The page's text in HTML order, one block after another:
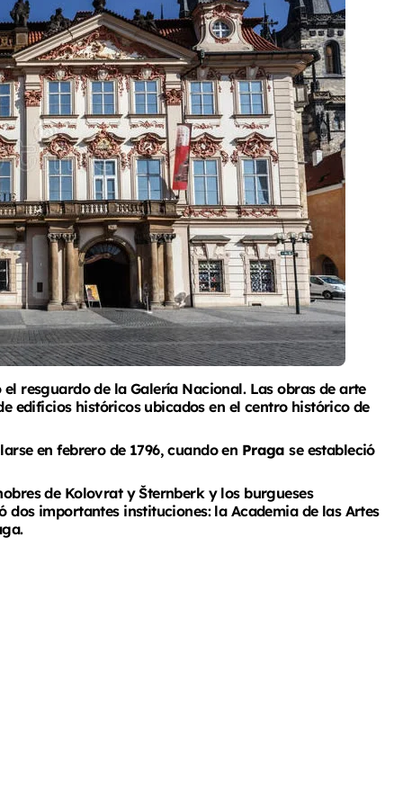
resguardo de la Galería Nacional. Las obras de arte
edificios históricos ubicados en el centro histórico de
en febrero de 1796, cuando en Praga se estableció
de Kolovrat y Šternberk y los burgueses
importantes instituciones: la Academia de las Artes